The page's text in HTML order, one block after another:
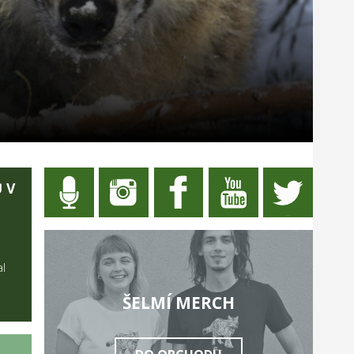
V
ŠELMÍ MERCH